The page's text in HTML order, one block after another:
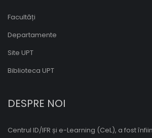
Facultăți
Departamente
Site UPT
Biblioteca UPT
DESPRE NOI
Centrul ID/IFR și e-Learning (CeL), a fost